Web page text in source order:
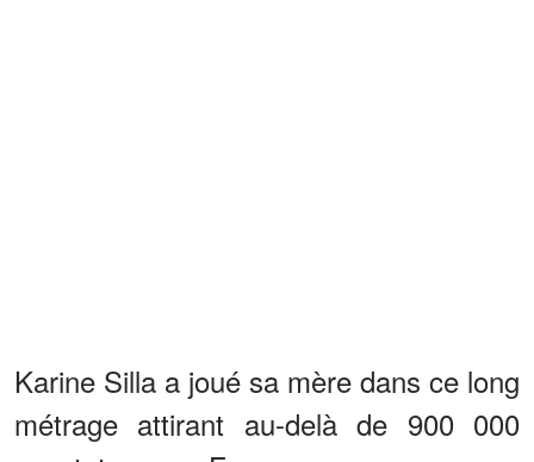
Karine Silla a joué sa mère dans ce long
métrage attirant au-delà de 900 000